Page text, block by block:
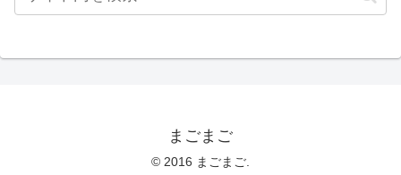
まごまご
© 2016 まごまご.